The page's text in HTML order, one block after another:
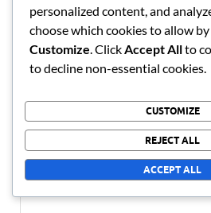
Leave a Reply
Your email address will not be
marked*
COMMENT*
personalized content, and
choose which cookies to allow
Customize . Click Accept Allto
to decline non-essential cookies.
CUSTOMIZE
REJECT ALL
ACCEPT ALL